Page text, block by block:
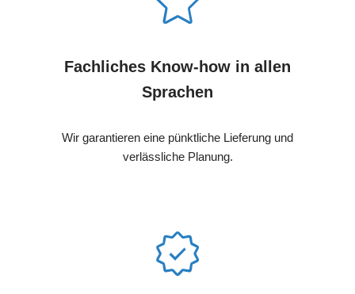
Fachliches Know-how in allen
Sprachen
Wir garantieren eine pünktliche Lieferung und
verlässliche Planung.